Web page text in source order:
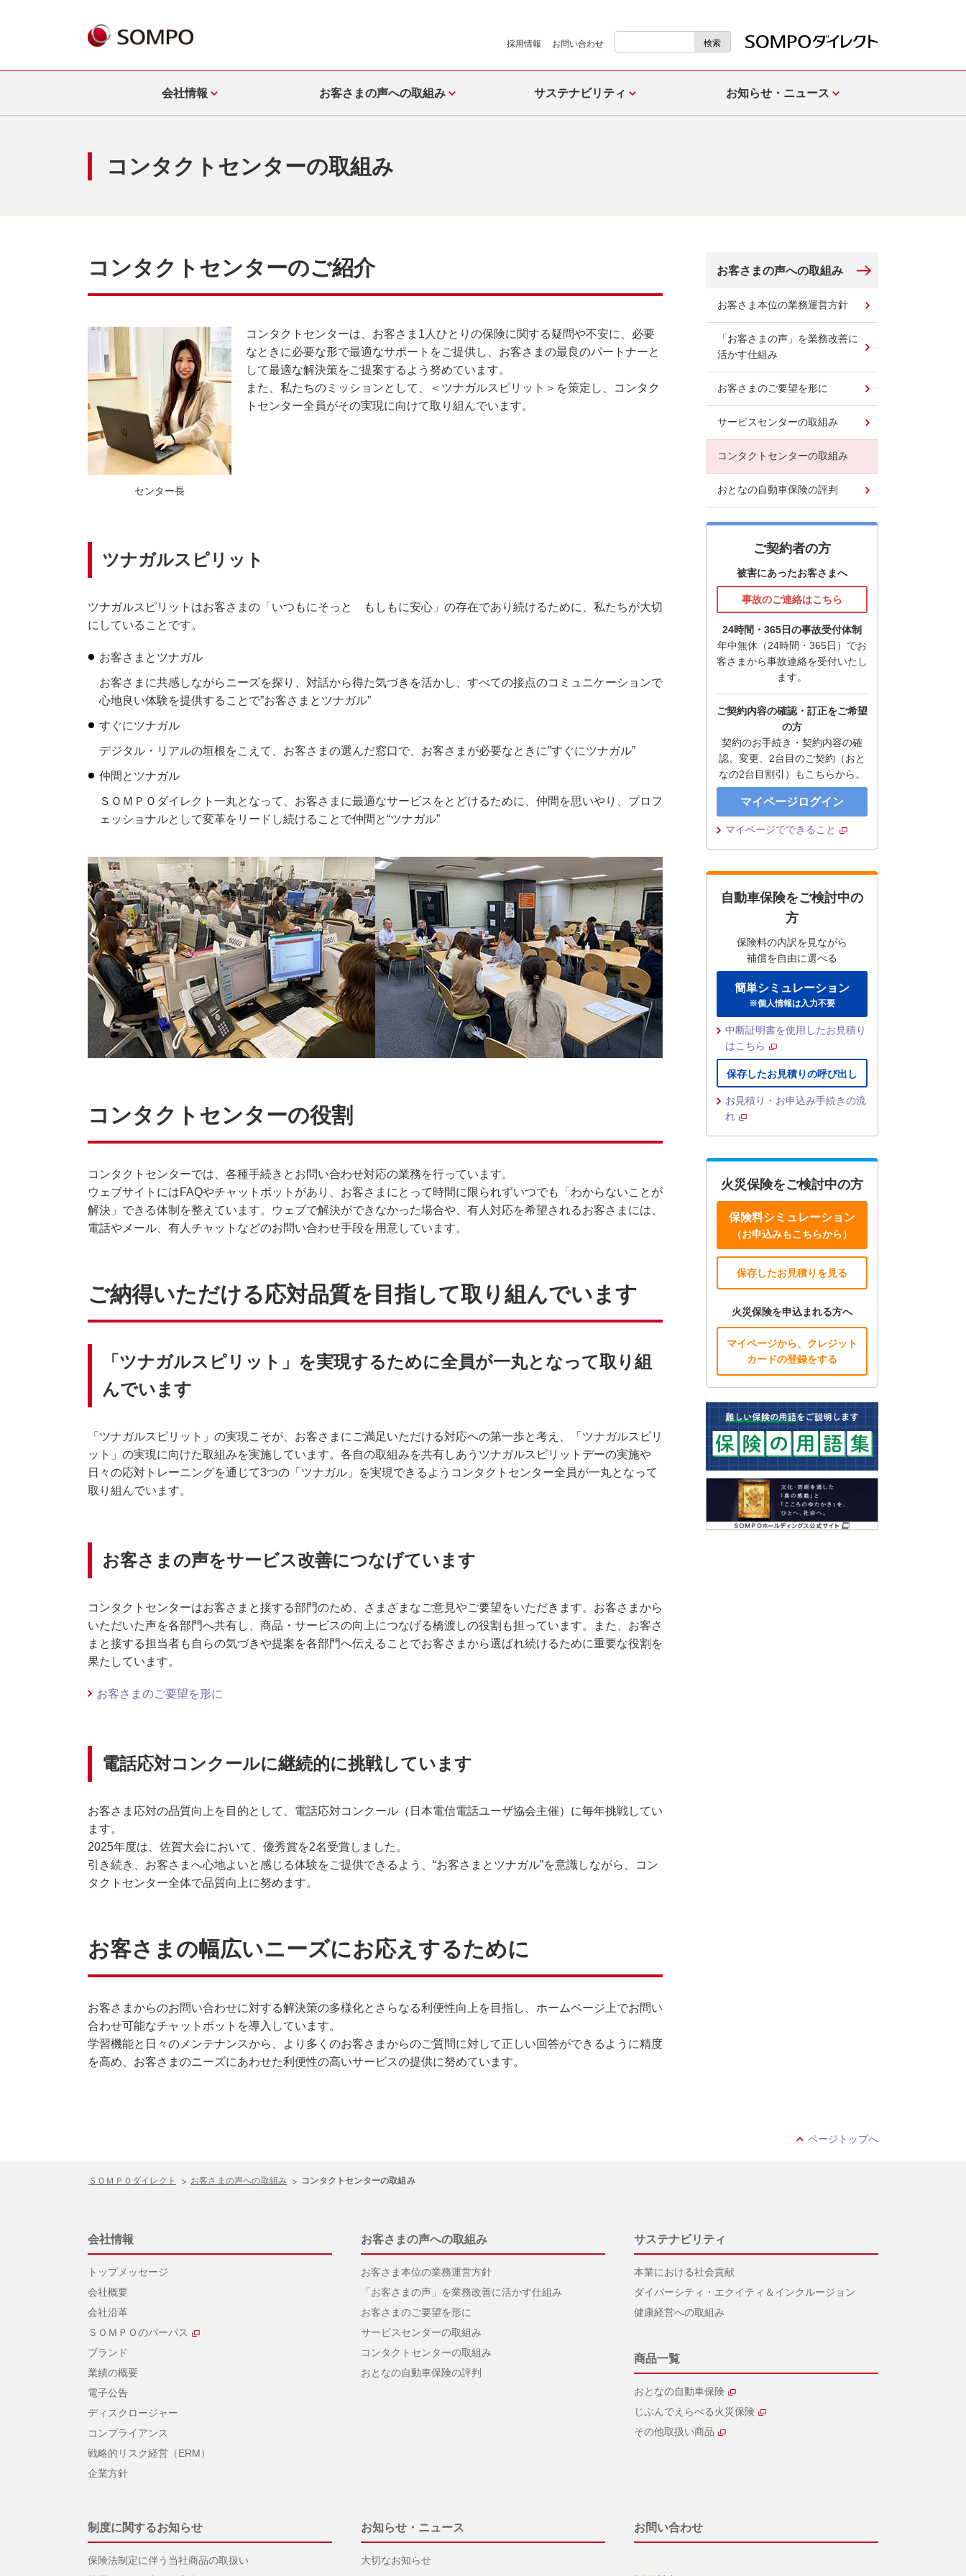
会社情報 お客さまの声への取組み サステナビリティ お知らせ・ニュース
検索
採用情報 お問い合わせ
コンタクトセンターの取組み
コンタクトセンターのご紹介
コンタクトセンターは、お客さま1人ひとりの保険に関する疑問や不安に、必要
なときに必要な形で最適なサポートをご提供し、お客さまの最良のパートナーと
して最適な解決策をご提案するよう努めています。
また、私たちのミッションとして、＜ツナガルスピリット＞を策定し、コンタク
トセンター全員がその実現に向けて取り組んでいます。
センター長
ツナガルスピリット
ツナガルスピリットはお客さまの「いつもにそっと もしもに安心」の存在であり続けるために、私たちが大切
にしていることです。
お客さまとツナガル
お客さまに共感しながらニーズを探り、対話から得た気づきを活かし、すべての接点のコミュニケーションで
心地良い体験を提供することで”お客さまとツナガル”
すぐにツナガル
デジタル・リアルの垣根をこえて、お客さまの選んだ窓口で、お客さまが必要なときに”すぐにツナガル”
仲間とツナガル
ＳＯＭＰＯダイレクト一丸となって、お客さまに最適なサービスをとどけるために、仲間を思いやり、プロフ
ェッショナルとして変革をリードし続けることで仲間と“ツナガル”
コンタクトセンターの役割
コンタクトセンターでは、各種手続きとお問い合わせ対応の業務を行っています。
ウェブサイトにはFAQやチャットボットがあり、お客さまにとって時間に限られずいつでも「わからないことが
解決」できる体制を整えています。ウェブで解決ができなかった場合や、有人対応を希望されるお客さまには、
電話やメール、有人チャットなどのお問い合わせ手段を用意しています。
ご納得いただける応対品質を目指して取り組んでいます
「ツナガルスピリット」を実現するために全員が一丸となって取り組
んでいます
「ツナガルスピリット」の実現こそが、お客さまにご満足いただける対応への第一歩と考え、「ツナガルスピリ
ット」の実現に向けた取組みを実施しています。各自の取組みを共有しあうツナガルスピリットデーの実施や
日々の応対トレーニングを通じて3つの「ツナガル」を実現できるようコンタクトセンター全員が一丸となって
取り組んでいます。
お客さまの声をサービス改善につなげています
コンタクトセンターはお客さまと接する部門のため、さまざまなご意見やご要望をいただきます。お客さまから
いただいた声を各部門へ共有し、商品・サービスの向上につなげる橋渡しの役割も担っています。また、お客さ
まと接する担当者も自らの気づきや提案を各部門へ伝えることでお客さまから選ばれ続けるために重要な役割を
果たしています。
お客さまのご要望を形に
電話応対コンクールに継続的に挑戦しています
お客さま応対の品質向上を目的として、電話応対コンクール（日本電信電話ユーザ協会主催）に毎年挑戦してい
ます。
2025年度は、佐賀大会において、優秀賞を2名受賞しました。
引き続き、お客さまへ心地よいと感じる体験をご提供できるよう、“お客さまとツナガル”を意識しながら、コン
タクトセンター全体で品質向上に努めます。
お客さまの幅広いニーズにお応えするために
お客さまからのお問い合わせに対する解決策の多様化とさらなる利便性向上を目指し、ホームページ上でお問い
合わせ可能なチャットボットを導入しています。
学習機能と日々のメンテナンスから、より多くのお客さまからのご質問に対して正しい回答ができるように精度
を高め、お客さまのニーズにあわせた利便性の高いサービスの提供に努めています。
お客さまの声への取組み
お客さま本位の業務運営方針
「お客さまの声」を業務改善に
活かす仕組み
お客さまのご要望を形に
サービスセンターの取組み
コンタクトセンターの取組み
おとなの自動車保険の評判
ご契約者の方
被害にあったお客さまへ
事故のご連絡はこちら
24時間・365日の事故受付体制
年中無休（24時間・365日）でお
客さまから事故連絡を受付いたし
ます。
ご契約内容の確認・訂正をご希望
の方
契約のお手続き・契約内容の確
認、変更、2台目のご契約（おと
なの2台目割引）もこちらから。
マイページログイン
マイページでできること
自動車保険をご検討中の
方
保険料の内訳を見ながら
補償を自由に選べる
簡単シミュレーション
※個人情報は入力不要
中断証明書を使用したお見積り
はこちら
保存したお見積りの呼び出し
お見積り・お申込み手続きの流
れ
火災保険をご検討中の方
保険料シミュレーション
（お申込みもこちらから）
保存したお見積りを見る
火災保険を申込まれる方へ
マイページから、クレジット
カードの登録をする
ページトップへ
ＳＯＭＰＯダイレクト お客さまの声への取組み コンタクトセンターの取組み
会社情報
トップメッセージ
会社概要
会社沿革
ＳＯＭＰＯのパーパス
ブランド
業績の概要
電子公告
ディスクロージャー
コンプライアンス
戦略的リスク経営（ERM）
企業方針
お客さまの声への取組み
お客さま本位の業務運営方針
「お客さまの声」を業務改善に活かす仕組み
お客さまのご要望を形に
サービスセンターの取組み
コンタクトセンターの取組み
おとなの自動車保険の評判
サステナビリティ
本業における社会貢献
ダイバーシティ・エクイティ＆インクルージョン
健康経営への取組み
商品一覧
おとなの自動車保険
じぶんでえらべる火災保険
その他取扱い商品
制度に関するお知らせ
保険法制定に伴う当社商品の取扱い
お知らせ・ニュース
大切なお知らせ
お問い合わせ